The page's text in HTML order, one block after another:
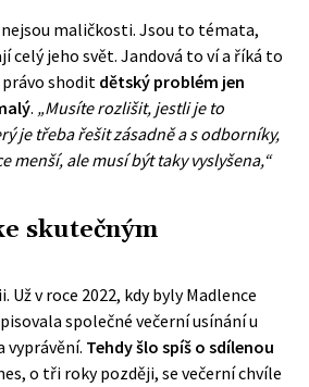
maličkosti. Jsou to témata,
celý jeho svět. Jandová to ví a říká to
právo shodit dětský problém jen
. „Musíte rozlišit, jestli je to
je třeba řešit zásadně a s odborníky,
menší, ale musí být taky vyslyšena,“
skutečným
v roce 2022, kdy byly Madlence
společné večerní usínání u
vyprávění. Tehdy šlo spíš o sdílenou
o tři roky později, se večerní chvíle